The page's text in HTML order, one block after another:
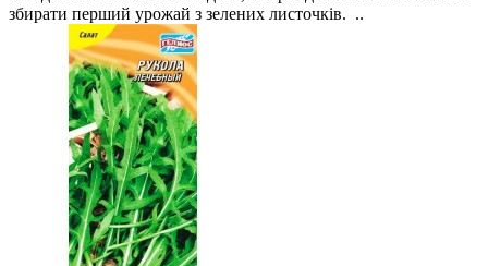
збирати перший урожай з зелених листочків. ..